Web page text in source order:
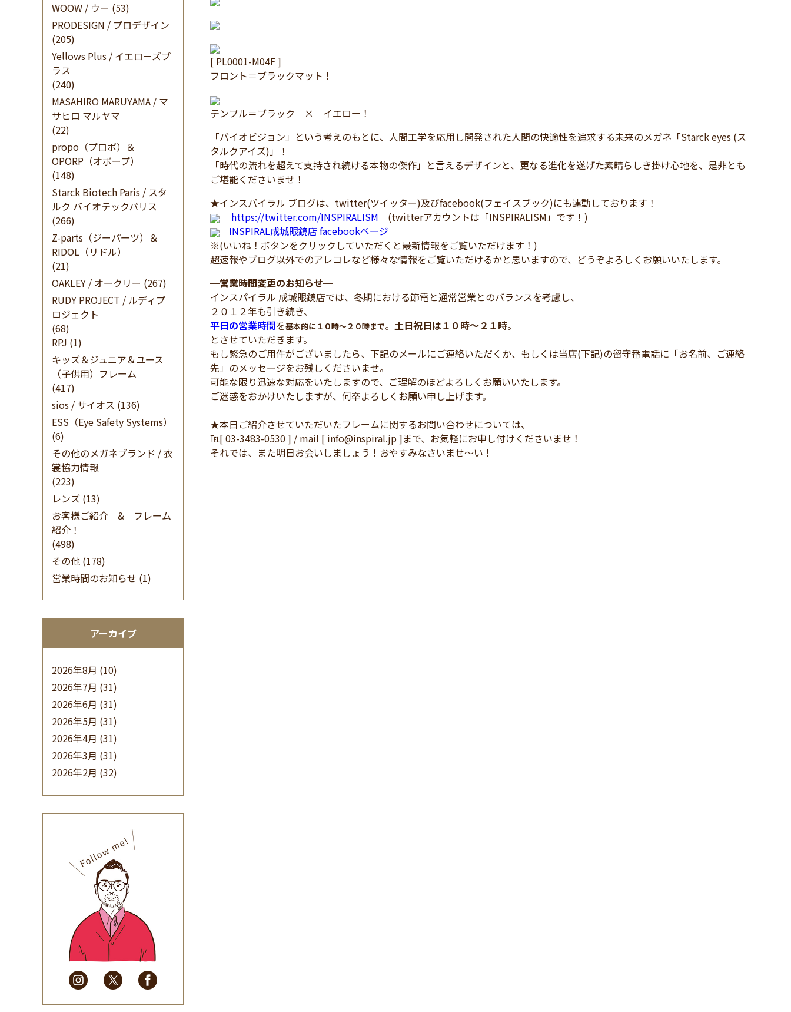
WOOW / ウー (53)
PRODESIGN / プロデザイン
(205)
Yellows Plus / イエローズプ
ラス
(240)
MASAHIRO MARUYAMA / マ
サヒロ マルヤマ
(22)
propo（プロポ）＆
OPORP（オポープ）
(148)
Starck Biotech Paris / スタ
ルク バイオテックパリス
(266)
Z-parts（ジーパーツ）＆
RIDOL（リドル）
(21)
OAKLEY / オークリー (267)
RUDY PROJECT / ルディプ
ロジェクト
(68)
RPJ (1)
キッズ＆ジュニア＆ユース
（子供用）フレーム
(417)
sios / サイオス (136)
ESS（Eye Safety Systems）
(6)
その他のメガネブランド / 衣
裳協力情報
(223)
レンズ (13)
お客様ご紹介 & フレーム
紹介！
(498)
その他 (178)
営業時間のお知らせ (1)
アーカイブ
2026年8月 (10)
2026年7月 (31)
2026年6月 (31)
2026年5月 (31)
2026年4月 (31)
2026年3月 (31)
2026年2月 (32)
(32)
2025年9月(30)
2025年8月(31)
2025年7月(37)
2025年6月(48)
2025年5月
(41)
2025年4月
(32)
2025年3月(31)
2025年2月
(28)
2025年1月
(34)
[ PL0001-M04F ]
フロント＝ブラックマット！
テンプル＝ブラック × イエロー！
「バイオビジョン」という考えのもとに、人間工学を応用し開発された人間の快適性を追求する未来のメガネ「Starck eyes (ス
タルクアイズ)」！
「時代の流れを超えて支持され続ける本物の傑作」と言えるデザインと、更なる進化を遂げた素晴らしき掛け心地を、是非とも
ご堪能くださいませ！
★インスパイラル ブログは、twitter(ツイッター)及びfacebook(フェイスブック)にも連動しております！
https://twitter.com/INSPIRALISM (twitterアカウントは「INSPIRALISM」です！)
INSPIRAL成城眼鏡店 facebookページ
※(いいね！ボタンをクリックしていただくと最新情報をご覧いただけます！)
超速報やブログ以外でのアレコレなど様々な情報をご覧いただけるかと思いますので、どうぞよろしくお願いいたします。
━営業時間変更のお知らせ━
インスパイラル 成城眼鏡店では、冬期における節電と通常営業とのバランスを考慮し、
２０１２年も引き続き、
平日の営業時間を基本的に１０時～２０時まで。 土日祝日は１０時～２１時。
とさせていただきます。
もし緊急のご用件がございましたら、下記のメールにご連絡いただくか、もしくは当店(下記)の留守番電話に「お名前、ご連絡
先」のメッセージをお残しくださいませ。
可能な限り迅速な対応をいたしますので、ご理解のほどよろしくお願いいたします。
ご迷惑をおかけいたしますが、何卒よろしくお願い申し上げます。
★本日ご紹介させていただいたフレームに関するお問い合わせについては、
℡[ 03-3483-0530 ] / mail [ info@inspiral.jp ]まで、お気軽にお申し付けくださいませ！
それでは、また明日お会いしましょう！おやすみなさいませ～い！